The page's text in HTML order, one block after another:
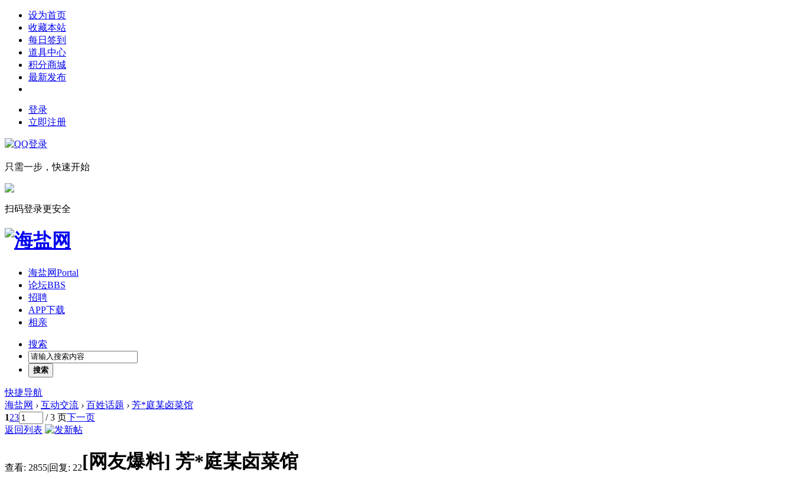
设为首页
收藏本站
每日签到
道具中心
积分商城
最新发布
登录
立即注册
只需一步，快速开始
扫码登录更安全
海盐网Portal
论坛BBS
招聘
APP下载
相亲
搜索
搜索
快捷导航
海盐网 › 互动交流 › 百姓话题 › 芳*庭某卤菜馆
123 / 3 页下一页
返回列表
查看: 2855|回复: 22[网友爆料] 芳*庭某卤菜馆